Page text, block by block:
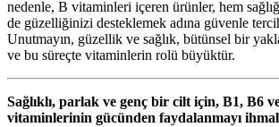
nedenle, B vitaminleri içeren ürünler, hem
de güzelliğinizi desteklemek adına güvenle
Unutmayın, güzellik ve sağlık, bütünsel bir
ve bu süreçte vitaminlerin rolü büyüktür.
Sağlıklı, parlak ve genç bir cilt için, B1, B6
vitaminlerinin gücünden faydalanmayı